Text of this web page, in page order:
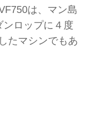
は、マン島
ロップに４度
たマシンでもあ